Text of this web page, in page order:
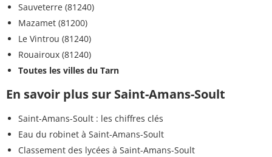
Sauveterre (81240)
Mazamet (81200)
Le Vintrou (81240)
Rouairoux (81240)
Toutes les villes du Tarn
En savoir plus sur Saint-Amans-Soult
Saint-Amans-Soult : les chiffres clés
Eau du robinet à Saint-Amans-Soult
Classement des lycées à Saint-Amans-Soult